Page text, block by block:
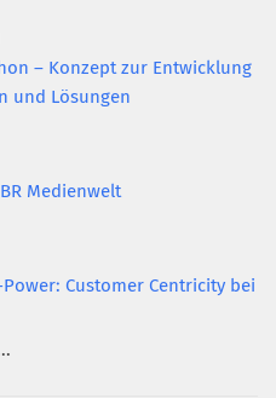
– Konzept zur Entwicklung
und Lösungen
Medienwelt
Customer Centricity bei